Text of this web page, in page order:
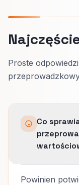
Proste
Co
Powinien